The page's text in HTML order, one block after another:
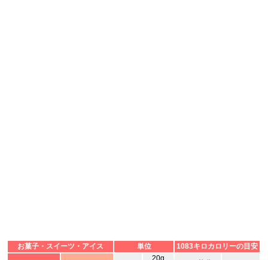
お菓子・スイーツ・アイス 単位
1083キロカロリーの目安
20g